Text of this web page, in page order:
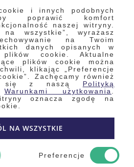
i innych podobnych
poprawić komfort
naszej witryny.
na wszystkie”, wyrażasz
na Twoim
danych opisanych w
cookie. Aktualne
plików cookie można
klikając „Preferencje
Zachęcamy również
się z naszą Polityką
Warunkami użytkowania
oznacza zgodę na
NA WSZYSTKIE
Preferencje
i pliki cookie